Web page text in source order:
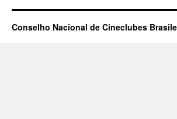
Conselho Nacional de Cineclubes